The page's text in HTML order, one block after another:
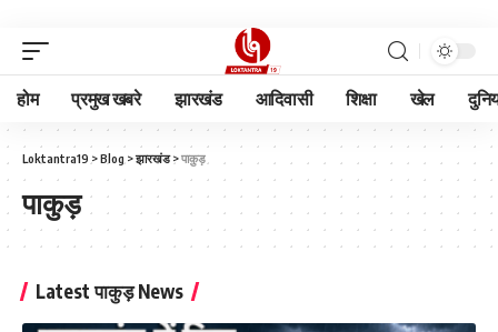
होम प्रमुख खबरे झारखंड आदिवासी शिक्षा खेल
Loktantra19 >Blog >झारखंड>पाकुड़
पाकुड़
Latest पाकुड़ News